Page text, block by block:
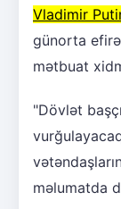
Vladimir
günorta
mətbuat
"Dövlət
məlumatda